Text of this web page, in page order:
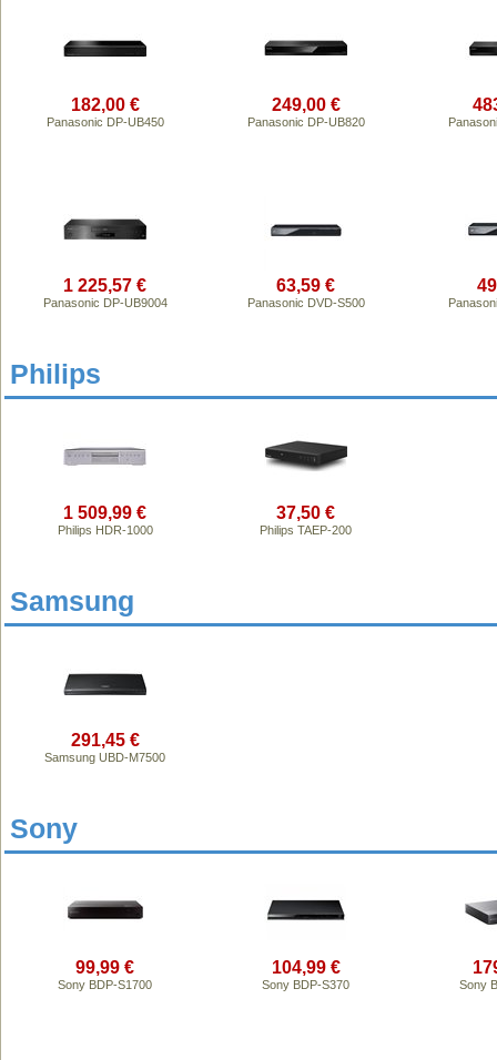
182,00 €
Panasonic DP-UB450
249,00 €
Panasonic DP-UB820
1 225,57 €
Panasonic DP-UB9004
63,59 €
Panasonic DVD-S500
Philips
1 509,99 €
Philips HDR-1000
37,50 €
Philips TAEP-200
Samsung
291,45 €
Samsung UBD-M7500
Sony
99,99 €
Sony BDP-S1700
104,99 €
Sony BDP-S370 Sony